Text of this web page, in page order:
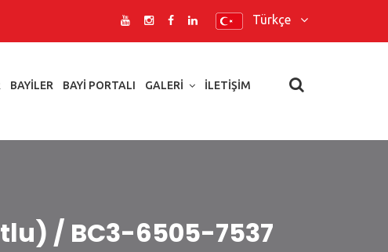
Türkçe
BAYILER BAYI PORTALI GALERI İLETIŞIM
/ BC3-6505-7537